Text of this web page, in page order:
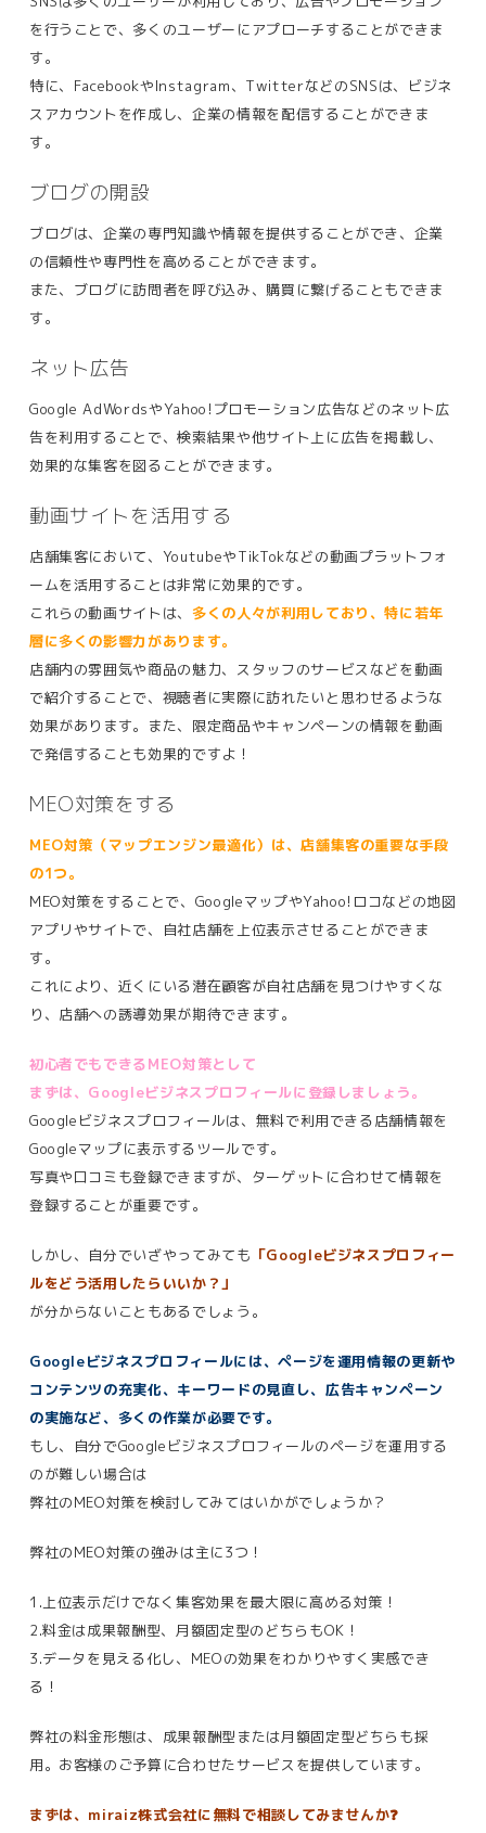
を行うことで、多くのユーザーにアプローチすることができま
す。
特に、FacebookやInstagram、TwitterなどのSNSは、ビジネ
スアカウントを作成し、企業の情報を配信することができま
す。
ブログの開設
ブログは、企業の専門知識や情報を提供することができ、企業
の信頼性や専門性を高めることができます。
また、ブログに訪問者を呼び込み、購買に繋げることもできま
す。
ネット広告
Google AdWordsやYahoo!プロモーション広告などのネット広
告を利用することで、検索結果や他サイト上に広告を掲載し、
効果的な集客を図ることができます。
動画サイトを活用する
店舗集客において、YoutubeやTikTokなどの動画プラットフォ
ームを活用することは非常に効果的です。
これらの動画サイトは、多くの人々が利用しており、特に若年
層に多くの影響力があります。
店舗内の雰囲気や商品の魅力、スタッフのサービスなどを動画
で紹介することで、視聴者に実際に訪れたいと思わせるような
効果があります。また、限定商品やキャンペーンの情報を動画
で発信することも効果的ですよ！
MEO対策をする
MEO対策（マップエンジン最適化）は、店舗集客の重要な手段
の1つ。
MEO対策をすることで、GoogleマップやYahoo!ロコなどの地図
アプリやサイトで、自社店舗を上位表示させることができま
す。
これにより、近くにいる潜在顧客が自社店舗を見つけやすくな
り、店舗への誘導効果が期待できます。
初心者でもできるMEO対策として
まずは、Googleビジネスプロフィールに登録しましょう。
Googleビジネスプロフィールは、無料で利用できる店舗情報を
Googleマップに表示するツールです。
写真や口コミも登録できますが、ターゲットに合わせて情報を
登録することが重要です。
しかし、自分でいざやってみても 「Googleビジネスプロフィー
ルをどう活用したらいいか？」
が分からないこともあるでしょう。
Googleビジネスプロフィールには、ページを運用情報の更新や
コンテンツの充実化、キーワードの見直し、広告キャンペーン
の実施など、多くの作業が必要です。
もし、自分でGoogleビジネスプロフィールのページを運用する
のが難しい場合は
弊社のMEO対策を検討してみてはいかがでしょうか？
弊社のMEO対策の強みは主に3つ！
1.上位表示だけでなく集客効果を最大限に高める対策！
2.料金は成果報酬型、月額固定型のどちらもOK！
3.データを見える化し、MEOの効果をわかりやすく実感でき
る！
弊社の料金形態は、成果報酬型または月額固定型どちらも採
用。お客様のご予算に合わせたサービスを提供しています。
まずは、miraiz株式会社に無料で相談してみませんか❓